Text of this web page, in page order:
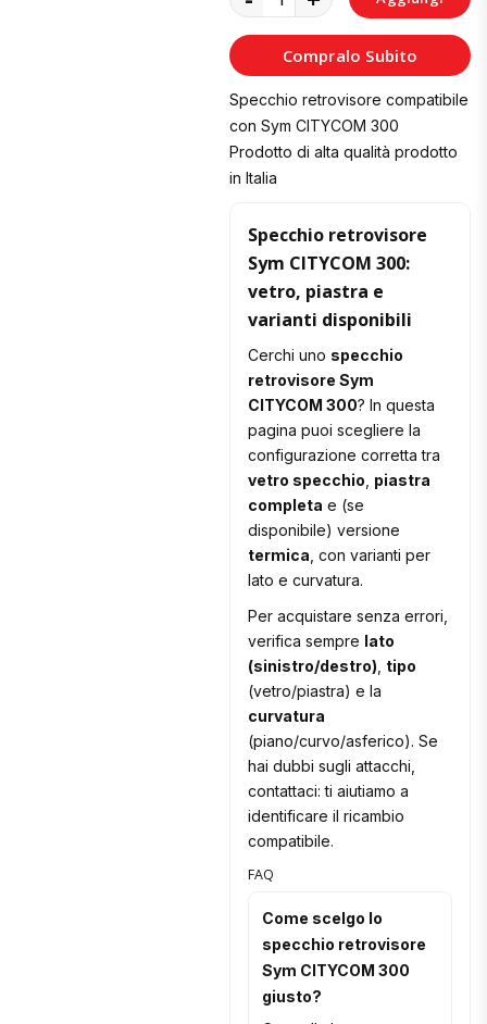
al
Carrello
Compralo Subito
Specchio retrovisore compatibile
con Sym CITYCOM 300
Prodotto di alta qualità prodotto
in Italia
Specchio retrovisore
Sym CITYCOM 300:
vetro, piastra e
varianti disponibili
Cerchi uno specchio
retrovisore Sym
CITYCOM 300? In questa
pagina puoi scegliere la
configurazione corretta tra
vetro specchio piastra
completa e (se
disponibile) versione
termica , con varianti per
lato e curvatura.
Per acquistare senza errori,
verifica sempre lato
(sinistro/destro) tipo
(vetro/piastra) e la
curvatura
(piano/curvo/asferico). Se
hai dubbi sugli attacchi,
contattaci: ti aiutiamo a
identificare il ricambio
compatibile.
FAQ
Come scelgo lo
specchio retrovisore
Sym CITYCOM 300
giusto?